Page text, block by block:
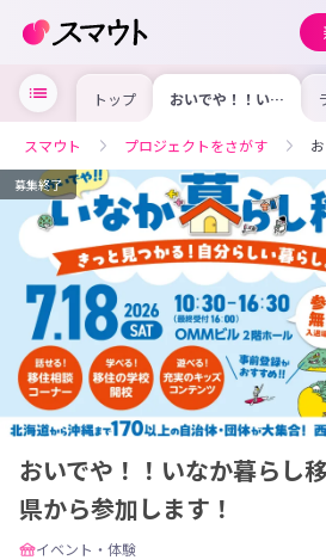
トップ おいでや！！いな
か暮らし移住フェ
加します！
スマウト プロジェクトをさがす
募集終了
おいでや！！いなか暮らし
県から参加します！
イベント・体験